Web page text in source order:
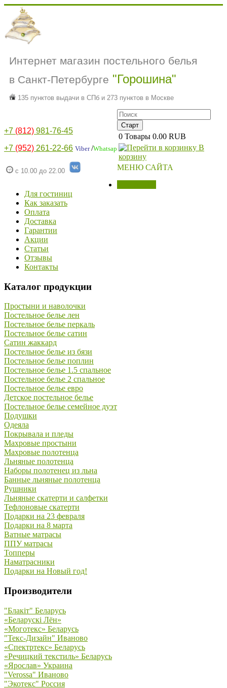
Интернет магазин постельного белья
в Санкт-Петербурге "Горошина"
135 пунктов выдачи в СПб и 273 пунктов в Москве
+7 (812) 981-76-45
+7 (952) 261-22-66 Viber/Whatsap
с 10.00 до 22.00
0 Товары 0.00 RUB
В
корзину
МЕНЮ САЙТА
Для гостиниц
Как заказать
Оплата
Доставка
Гарантии
Акции
Статьи
Отзывы
Контакты
Каталог продукции
Простыни и наволочки
Постельное белье лен
Постельное белье перкаль
Постельное белье сатин
Сатин жаккард
Постельное белье из бязи
Постельное белье поплин
Постельное белье 1.5 спальное
Постельное белье 2 спальное
Постельное белье евро
Детское постельное белье
Постельное белье семейное дуэт
Подушки
Одеяла
Покрывала и пледы
Махровые простыни
Махровые полотенца
Льняные полотенца
Наборы полотенец из льна
Банные льняные полотенца
Рушники
Льняные скатерти и салфетки
Тефлоновые скатерти
Подарки на 23 февраля
Подарки на 8 марта
Ватные матрасы
ППУ матрасы
Топперы
Наматрасники
Подарки на Новый год!
Производители
"Блакiт" Беларусь
«Беларускi Лён»
«Моготекс» Беларусь
"Текс-Дизайн" Иваново
«Спектртекс» Беларусь
«Речицкий текстиль» Беларусь
«Ярослав» Украина
"Verossa" Иваново
"Экотекс" Россия